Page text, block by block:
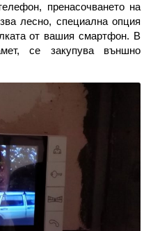
пренасочването на
лесно, специална опция
от вашия смартфон. В
се закупува външно